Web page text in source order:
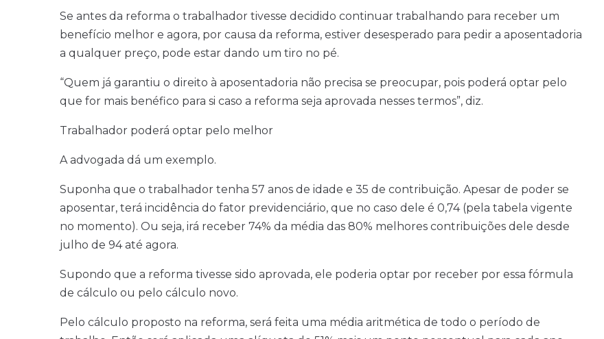
Se antes da reforma o trabalhador tivesse decidido continuar trabalhando para receber um
benefício melhor e agora, por causa da reforma, estiver desesperado para pedir a aposentadoria
a qualquer preço, pode estar dando um tiro no pé.
“Quem já garantiu o direito à aposentadoria não precisa se preocupar, pois poderá optar pelo
que for mais benéfico para si caso a reforma seja aprovada nesses termos”, diz.
Trabalhador poderá optar pelo melhor
A advogada dá um exemplo.
Suponha que o trabalhador tenha 57 anos de idade e 35 de contribuição. Apesar de poder se
aposentar, terá incidência do fator previdenciário, que no caso dele é 0,74 (pela tabela vigente
no momento). Ou seja, irá receber 74% da média das 80% melhores contribuições dele desde
julho de 94 até agora.
Supondo que a reforma tivesse sido aprovada, ele poderia optar por receber por essa fórmula
de cálculo ou pelo cálculo novo.
Pelo cálculo proposto na reforma, será feita uma média aritmética de todo o período de